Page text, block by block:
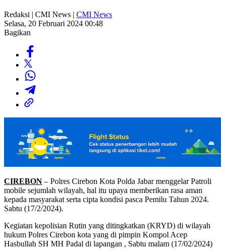
Redaksi | CMI News | CMI News
Selasa, 20 Februari 2024 00:48
Bagikan
CIREBON – Polres Cirebon Kota Polda Jabar menggelar Patroli
mobile sejumlah wilayah, hal itu upaya memberikan rasa aman
kepada masyarakat serta cipta kondisi pasca Pemilu Tahun 2024.
Sabtu (17/2/2024).
Kegiatan kepolisian Rutin yang ditingkatkan (KRYD) di wilayah
hukum Polres Cirebon kota yang di pimpin Kompol Acep
Hasbullah SH MH Padal di lapangan , Sabtu malam (17/02/2024)